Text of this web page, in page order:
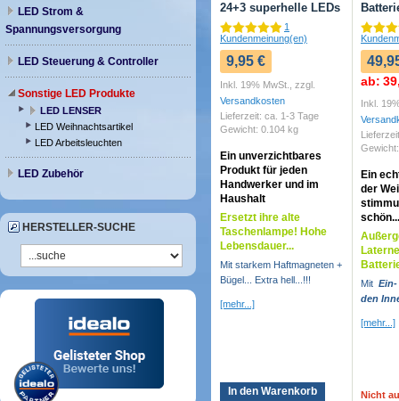
24+3 superhelle LEDs
1
Kundenmeinung(en)
9,95 €
Inkl. 19% MwSt.
zzgl.
Versandkosten
Lieferzeit: ca. 1-3 Tage
Gewicht: 0.104 kg
Ein unverzichtbares
Produkt für jeden
Handwerker und im
Haushalt
Ersetzt ihre alte
Taschenlampe! Hohe
Lebensdauer...
Mit starkem Haftmagneten +
Bügel... Extra hell...!!!
[mehr...]
In den Warenkorb
ab:
Inkl.
Ein
der
schön...
Mit
den
[mehr...]
Nicht
LED Strom &
Spannungsversorgung
LED Steuerung & Controller
Sonstige LED Produkte
LED LENSER
LED Weihnachtsartikel
LED Arbeitsleuchten
LED Zubehör
HERSTELLER-SUCHE